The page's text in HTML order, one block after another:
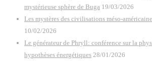
mystérieuse sphère de Buga 19/03/2026
Les mystères des civilisations méso-
10/02/2026
Le générateur de Phryll: conférence sur la
hypothèses énergétiques 28/01/2026